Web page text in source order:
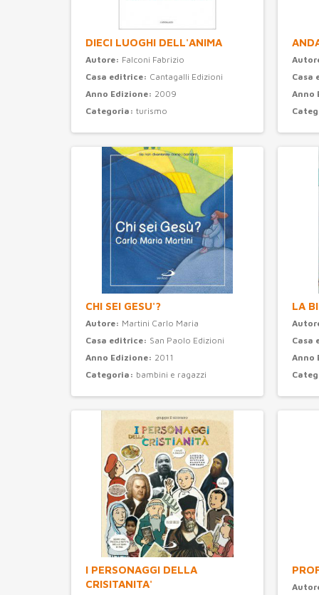
DIECI LUOGHI DELL'ANIMA
Autore: Falconi Fabrizio
Casa editrice: Cantagalli Edizioni
Anno Edizione: 2009
Categoria: turismo
Casa
Anno
CHI SEI GESU'?
Autore: Martini Carlo Maria
Casa editrice: San Paolo Edizioni
Anno Edizione: 2011
Categoria: bambini e ragazzi
LA
Casa
Anno
I PERSONAGGI DELLA
CRISITANITA'